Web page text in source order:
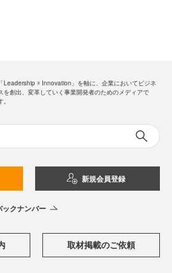
「Leadership ☓ Innovation」を軸に、企業においてビジネ
を創出、変革していく事業開発者のためのメディアで
。
新規会員登録
ックナンバー
取材掲載のご依頼